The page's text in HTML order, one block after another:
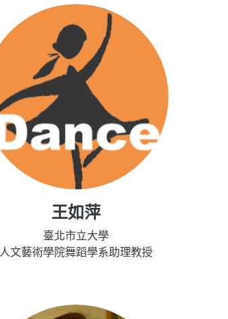
王如萍
臺北市立大學
人文藝術學院舞蹈學系助理教授